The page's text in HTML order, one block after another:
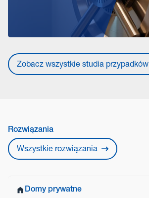
Zobacz wszystkie studia przypadków
Rozwiązania
Wszystkie rozwiązania
Domy prywatne